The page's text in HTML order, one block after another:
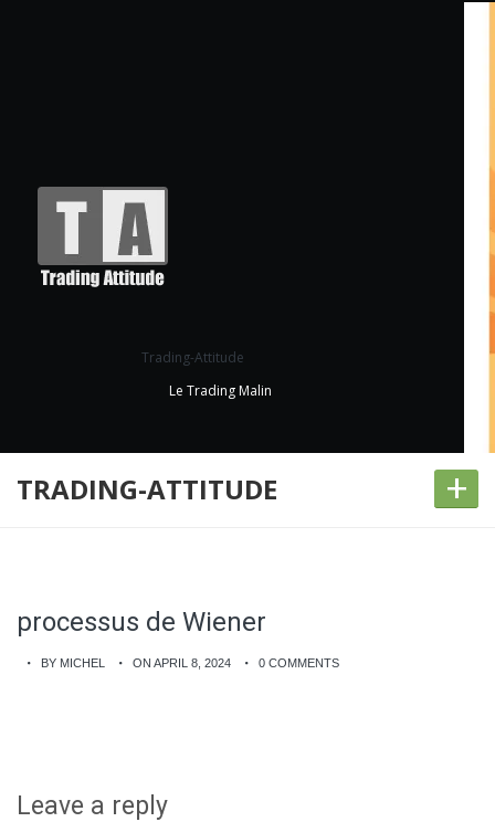
Trading-Attitude
Le Trading Malin
TRADING-ATTITUDE +
processus de Wiener
BY MICHEL ON APRIL 8, 2024 0 COMMENTS
Leave a reply